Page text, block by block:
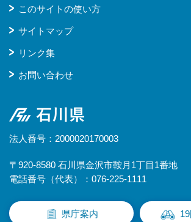
このサイトの使い方
サイトマップ
リンク集
お問い合わせ
石川県
法人番号：2000020170003
〒920-8580 石川県金沢市鞍月1丁目1番地
電話番号（代表）：076-225-1111
県庁案内